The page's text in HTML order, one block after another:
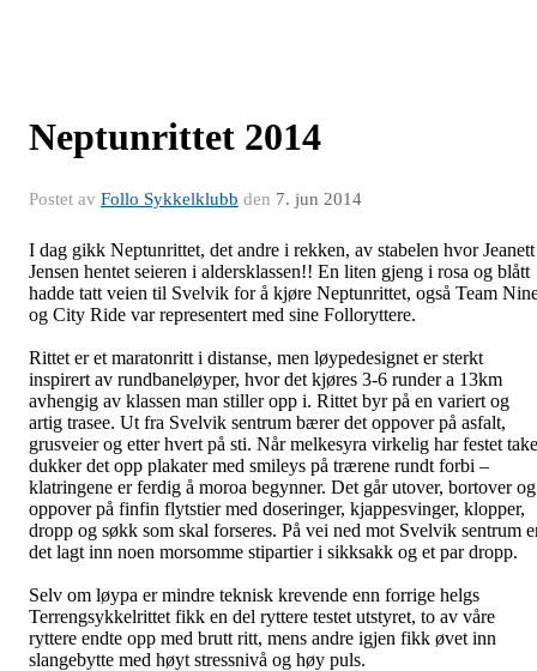
Neptunrittet 2014
Postet av Follo Sykkelklubb den 7. jun 2014
I dag gikk Neptunrittet, det andre i rekken, av stabelen hvor Jeanett
Jensen hentet seieren i aldersklassen!! En liten gjeng i rosa og blått
hadde tatt veien til Svelvik for å kjøre Neptunrittet, også Team
og City Ride var representert med sine Folloryttere.
Rittet er et maratonritt i distanse, men løypedesignet er sterkt
inspirert av rundbaneløyper, hvor det kjøres 3-6 runder a 13km
avhengig av klassen man stiller opp i. Rittet byr på en variert og
artig trasee. Ut fra Svelvik sentrum bærer det oppover på asfalt,
grusveier og etter hvert på sti. Når melkesyra virkelig har festet
dukker det opp plakater med smileys på trærene rundt forbi –
klatringene er ferdig å moroa begynner. Det går utover, bortover og
oppover på finfin flytstier med doseringer, kjappesvinger, klopper,
dropp og søkk som skal forseres. På vei ned mot Svelvik sentrum
det lagt inn noen morsomme stipartier i sikksakk og et par dropp.
Selv om løypa er mindre teknisk krevende enn forrige helgs
Terrengsykkelrittet fikk en del ryttere testet utstyret, to av våre
ryttere endte opp med brutt ritt, mens andre igjen fikk øvet inn
slangebytte med høyt stressnivå og høy puls.